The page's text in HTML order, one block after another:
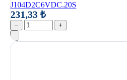
J104D2C6VDC.20S
231,33 ₺
− +